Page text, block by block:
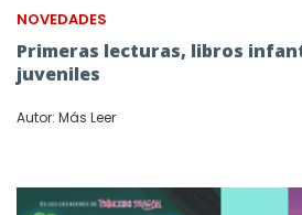
NOVEDADES
Primeras lecturas, libros
juveniles
Autor: Más Leer